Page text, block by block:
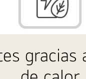
gracias